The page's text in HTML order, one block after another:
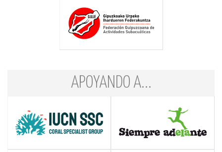
APOYANDO A...